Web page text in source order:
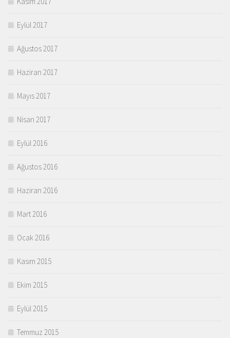
Eylül 2017
Ağustos 2017
Haziran 2017
Mayıs 2017
Nisan 2017
Eylül 2016
Ağustos 2016
Haziran 2016
Mart 2016
Ocak 2016
Kasım 2015
Ekim 2015
Eylül 2015
Temmuz 2015